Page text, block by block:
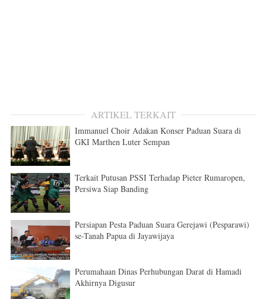
ARTIKEL TERKAIT
Immanuel Choir Adakan Konser Paduan Suara di
GKI Marthen Luter Sempan
Terkait Putusan PSSI Terhadap Pieter Rumaropen,
Persiwa Siap Banding
Persiapan Pesta Paduan Suara Gerejawi (Pesparawi)
se-Tanah Papua di Jayawijaya
Perumahaan Dinas Perhubungan Darat di Hamadi
Akhirnya Digusur